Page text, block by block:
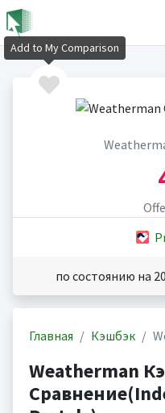
по состоянию на
Главная Кэшбэк
Weatherman
Add to My Comparison